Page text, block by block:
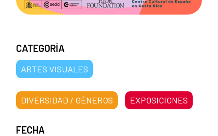
CATEGORÍA
ARTES VISUALES
DIVERSIDAD / GÉNEROS EXPOSICIONES
FECHA